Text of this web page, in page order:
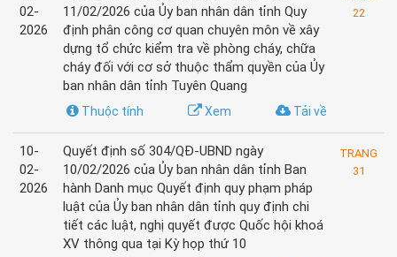
02-
2026
11/02/2026 của Ủy ban nhân dân tỉnh Quy
định phân công cơ quan chuyên môn về xây
dựng tổ chức kiểm tra về phòng cháy, chữa
cháy đối với cơ sở thuộc thẩm quyền của Ủy
ban nhân dân tỉnh Tuyên Quang
Tải về
Xem
Thuộc tính
22
10-
02-
2026
Quyết định số 304/QĐ-UBND ngày
10/02/2026 của Ủy ban nhân dân tỉnh Ban
hành Danh mục Quyết định quy phạm pháp
luật của Ủy ban nhân dân tỉnh quy định chi
tiết các luật, nghị quyết được Quốc hội khoá
XV thông qua tại Kỳ họp thứ 10
TRANG
31